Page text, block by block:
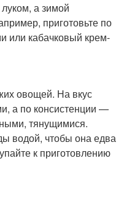
а зимой
приготовьте по
или кабачковый крем-
овощей. На вкус
а по консистенции —
тянущимися.
водой, чтобы она едва
к приготовлению